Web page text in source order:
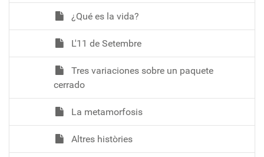
¿Qué es la vida?
L'11 de Setembre
Tres variaciones sobre un paquete
cerrado
La metamorfosis
Altres històries